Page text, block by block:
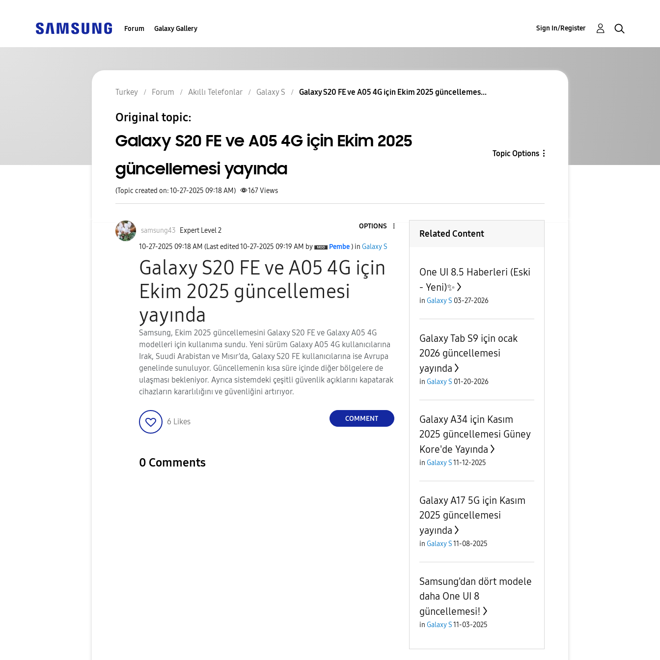
Forum Galaxy Gallery Sign In/Register
Turkey Forum Akıllı Telefonlar Galaxy S Galaxy S20 FE ve A05 4G için Ekim 2025 güncellemes...
Original topic:
Galaxy S20 FE ve A05 4G için Ekim 2025
güncellemesi yayında
Topic Options
(Topic created on: 10-27-2025 09:18 AM) 167Views
samsung43 Expert Level 2
OPTIONS
‎10-27-2025 09:18 AM (Last edited ‎10-27-2025 09:19 AM by Pembe ) in Galaxy S
Galaxy S20 FE ve A05 4G için
Ekim 2025 güncellemesi
yayında
Samsung, Ekim 2025 güncellemesini Galaxy S20 FE ve Galaxy A05 4G
modelleri için kullanıma sundu. Yeni sürüm Galaxy A05 4G kullanıcılarına
Irak, Suudi Arabistan ve Mısır’da, Galaxy S20 FE kullanıcılarına ise Avrupa
genelinde sunuluyor. Güncellemenin kısa süre içinde diğer bölgelere de
ulaşması bekleniyor. Ayrıca sistemdeki çeşitli güvenlik açıklarını kapatarak
cihazların kararlılığını ve güvenliğini artırıyor.
6 Likes COMMENT
0 Comments
Related Content
One UI 8.5 Haberleri (Eski
- Yeni)✨️
in Galaxy S 03-27-2026
Galaxy Tab S9 için ocak
2026 güncellemesi
yayında
in Galaxy S 01-20-2026
Galaxy A34 için Kasım
2025 güncellemesi Güney
Kore'de Yayında
in Galaxy S11-12-2025
Galaxy A17 5G için Kasım
2025 güncellemesi
yayında
in Galaxy S11-08-2025
Samsung’dan dört modele
daha One UI 8
güncellemesi!
in Galaxy S11-03-2025